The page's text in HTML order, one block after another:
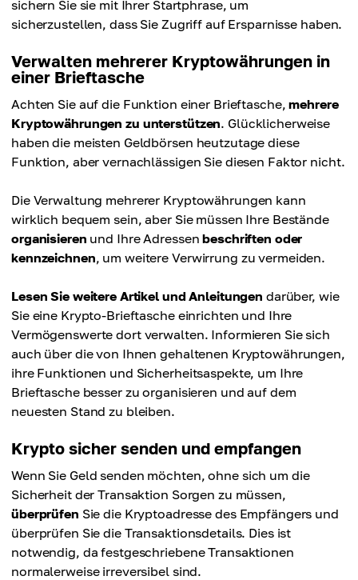
sichern Sie sie mit Ihrer Startphrase, um
sicherzustellen, dass Sie Zugriff auf Ersparnisse haben.
Verwalten mehrerer Kryptowährungen in
einer Brieftasche
Achten Sie auf die Funktion einer Brieftasche,mehrere
Kryptowährungen zu unterstützen. Glücklicherweise
haben die meisten Geldbörsen heutzutage diese
Funktion, aber vernachlässigen Sie diesen Faktor nicht.
Die Verwaltung mehrerer Kryptowährungen kann
wirklich bequem sein, aber Sie müssen Ihre Bestände
organisieren und Ihre Adressenbeschriften oder
kennzeichnen, um weitere Verwirrung zu vermeiden.
Lesen Sie weitere Artikel und Anleitungen darüber, wie
Sie eine Krypto-Brieftasche einrichten und Ihre
Vermögenswerte dort verwalten. Informieren Sie sich
auch über die von Ihnen gehaltenen Kryptowährungen,
ihre Funktionen und Sicherheitsaspekte, um Ihre
Brieftasche besser zu organisieren und auf dem
neuesten Stand zu bleiben.
Krypto sicher senden und empfangen
Wenn Sie Geld senden möchten, ohne sich um die
Sicherheit der Transaktion Sorgen zu müssen,
überprüfen Sie die Kryptoadresse des Empfängers und
überprüfen Sie die Transaktionsdetails. Dies ist
notwendig, da festgeschriebene Transaktionen
normalerweise irreversibel sind.